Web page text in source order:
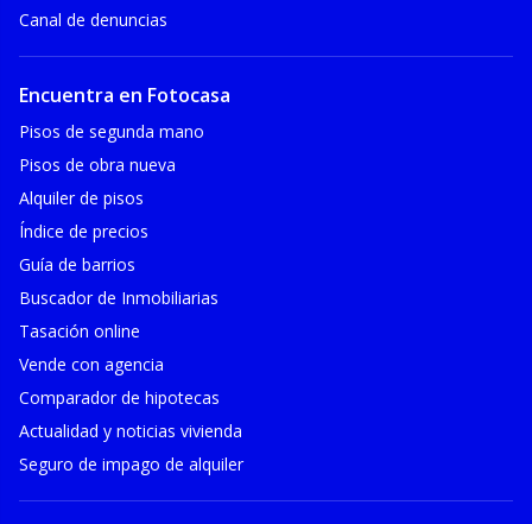
Canal de denuncias
Encuentra en Fotocasa
Pisos de segunda mano
Pisos de obra nueva
Alquiler de pisos
Índice de precios
Guía de barrios
Buscador de Inmobiliarias
Tasación online
Vende con agencia
Comparador de hipotecas
Actualidad y noticias vivienda
Seguro de impago de alquiler